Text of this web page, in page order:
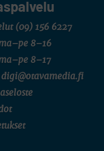
(09) 156 6227
8–16
8–17